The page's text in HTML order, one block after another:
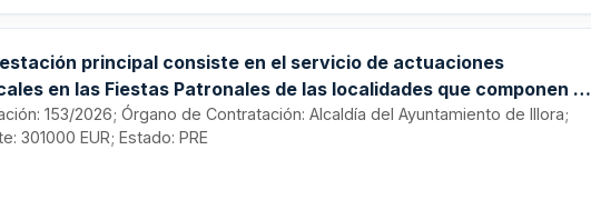
principal consiste en el servicio de actuaciones
en las Fiestas Patronales de las localidades que componen el
de Íllora y Feria del Ganado en 2026. Se establece como
accesoria de la principal la instalación, gestión y
153/2026; Órgano de Contratación: Alcaldía del Ayuntamiento de Illora;
301000 EUR; Estado: PRE